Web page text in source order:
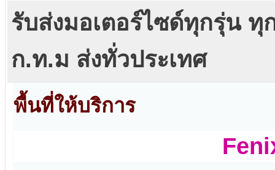
รับส่งมอเตอร์ไซด์ทุกรุ่น
ก.ท.ม ส่งทั่วประเทศ
พื้นที่ให้บริการ